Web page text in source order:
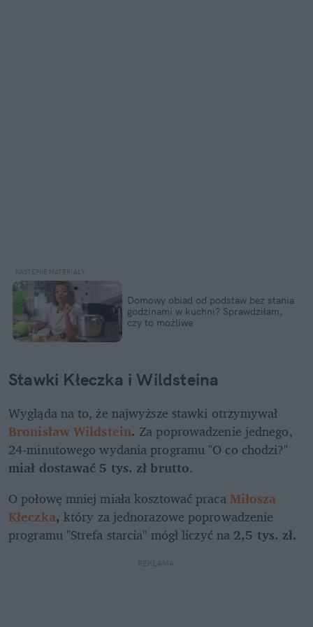
Domowy obiad od podstaw bez stania
godzinami w kuchni? Sprawdziłam,
czy to możliwe
Stawki Kłeczka i Wildsteina
Bronisław Wildstein. Zapoprowadzenie jednego,
miał dostawać 5 tys. zł brutto.
O połowę mniej miała kosztować praca Miłosza
Kłeczka, który za jednorazowe poprowadzenie
programu "Strefa starcia" mógł liczyć na 2,5 tys. zł.
REKLAMA